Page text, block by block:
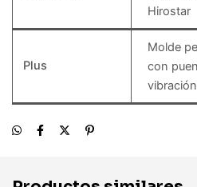
Hirostar
Plus
Molde
con
vibración